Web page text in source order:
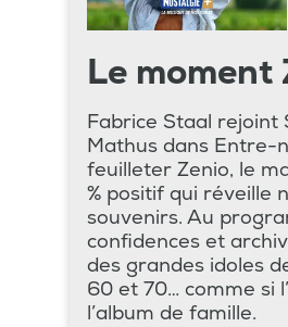
Le moment
Fabrice Staal rejoint
Mathus dans Entre-
feuilleter Zenio, le
% positif qui réveille
souvenirs. Au
confidences et
des grandes idoles
60 et 70… comme si
l’album de famille.